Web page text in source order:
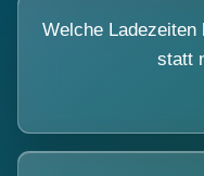
Welche
statt